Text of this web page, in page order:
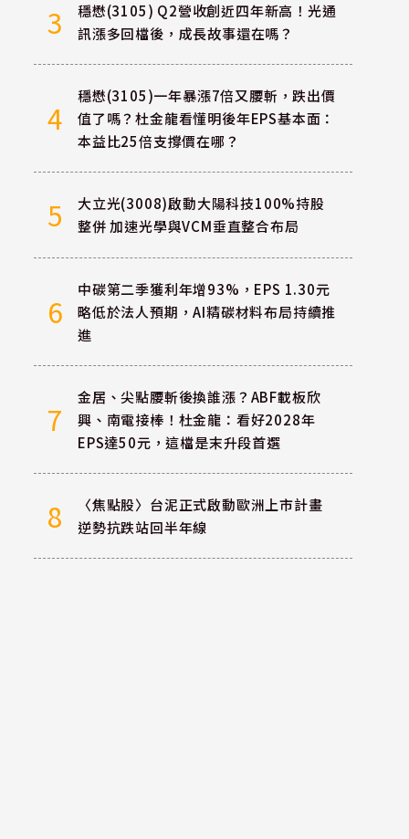
3
穩懋(3105) Q2營收創近四年新高！光通
訊漲多回檔後，成長故事還在嗎？
4
穩懋(3105)一年暴漲7倍又腰斬，跌出價
值了嗎？杜金龍看懂明後年EPS基本面：
本益比25倍支撐價在哪？
5
大立光(3008)啟動大陽科技100%持股
整併 加速光學與VCM垂直整合布局
6
中碳第二季獲利年增93%，EPS 1.30元
略低於法人預期，AI精碳材料布局持續推
進
7
金居、尖點腰斬後換誰漲？ABF載板欣
興、南電接棒！杜金龍：看好2028年
EPS達50元，這檔是末升段首選
8
〈焦點股〉台泥正式啟動歐洲上市計畫
逆勢抗跌站回半年線